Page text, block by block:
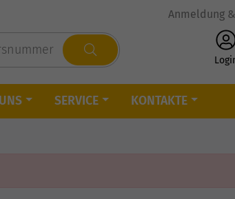
Anmeldung
SERVICE KONTAKTE